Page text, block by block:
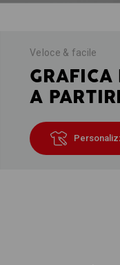
Veloce & facile
GRAFICA
A